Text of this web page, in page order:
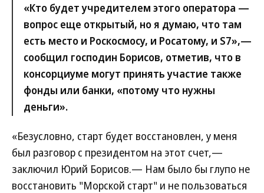
«Кто будет учредителем этого оператора —
вопрос еще открытый, но я думаю, что там
есть место и Роскосмосу, и Росатому, и S7»,—
сообщил господин Борисов, отметив, что в
консорциуме могут принять участие также
фонды или банки, «потому что нужны
деньги».
«Безусловно, старт будет восстановлен, у меня
был разговор с президентом на этот счет,—
заключил Юрий Борисов.— Нам было бы глупо не
восстановить "Морской старт" и не пользоваться